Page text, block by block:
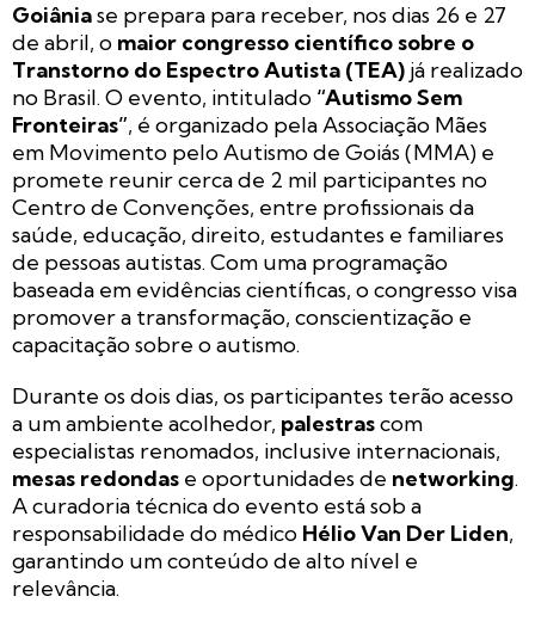
Goiâniase prepara para receber, nos dias 26 e 27
de abril, o maior congresso científico sobre o
Transtorno do Espectro Autista (TEA) já realizado
no Brasil. O evento, intitulado “Autismo Sem
Fronteiras”, é organizado pela Associação Mães
em Movimento pelo Autismo de Goiás (MMA) e
promete reunir cerca de 2 mil participantes no
Centro de Convenções, entre profissionais da
saúde, educação, direito, estudantes e familiares
de pessoas autistas. Com uma programação
baseada em evidências científicas, o congresso visa
promover a transformação, conscientização e
capacitação sobre o autismo.
Durante os dois dias, os participantes terão acesso
a um ambiente acolhedor, palestrascom
especialistas renomados, inclusive internacionais,
mesas redondas e oportunidades de networking.
A curadoria técnica do evento está sob a
responsabilidade do médico Hélio Van Der Liden,
garantindo um conteúdo de alto nível e
relevância.